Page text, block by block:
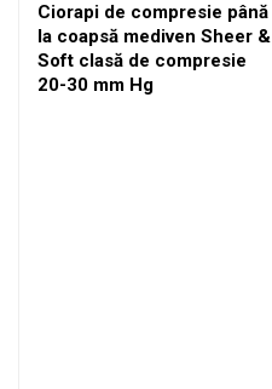
Ciorapi de compresie până
la coapsă mediven Sheer &
Soft clasă de compresie
20-30 mm Hg